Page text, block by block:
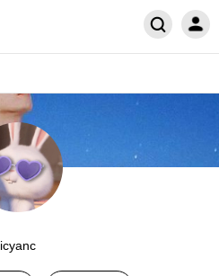
icyanc